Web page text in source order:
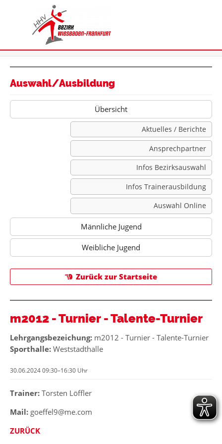
Auswahl/Ausbildung
Übersicht
Aktuelles / Berichte
Ansprechpartner
Infos Bezirksauswahl
Infos Trainerausbildung
Auswahl Online
Männliche Jugend
Weibliche Jugend
Zurück zur Startseite
m2012 - Turnier - Talente-Turnier
Lehrgangsbezeichung: m2012 - Turnier - Talente-Turnier
Sporthalle: Weststadthalle
30.06.2024 09:30–16:30 Uhr
Trainer: Torsten Löffler
Mail: goeffel9@me.com
ZURÜCK